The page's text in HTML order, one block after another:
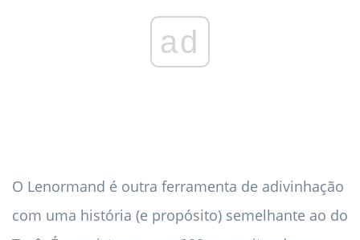
ad
O Lenormand é outra ferramenta de adivinhação
com uma história (e propósito) semelhante ao do